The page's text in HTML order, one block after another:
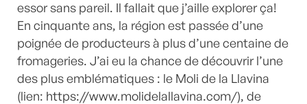
essor sans pareil. Il fallait que j’aille explorer ça!
En cinquante ans, la région est passée d’une
poignée de producteurs à plus d’une centaine de
fromageries. J’ai eu la chance de découvrir l’une
des plus emblématiques : le Moli de la Llavina
(lien: https://www.molidelallavina.com/), de